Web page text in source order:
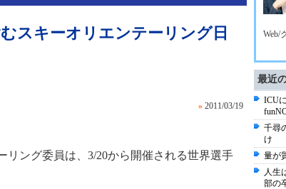
スキーオリエンテーリング日
» 2011/03/19
ング委員は、3/20から開催される世界選手
Web/
最近
ICU
千尋
け
量が
人生
部の